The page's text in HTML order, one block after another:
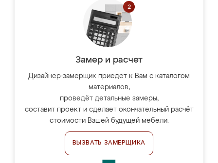
Замер и расчет
Дизайнер-замерщик приедет к Вам с каталогом
материалов,
проведёт детальные замеры,
составит проект и сделает окончательный расчёт
стоимости Вашей будущей мебели.
ВЫЗВАТЬ ЗАМЕРЩИКА